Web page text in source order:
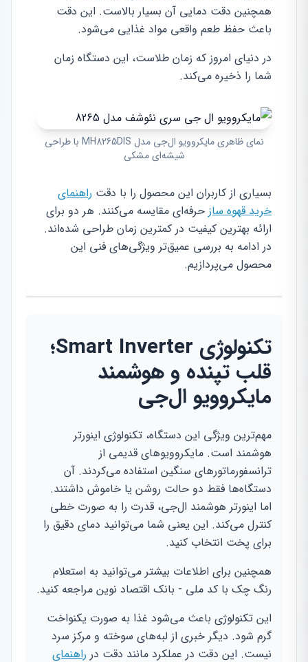
همچنین دقت دمایی آن بسیار بالاست. این دقت
باعث حفظ طعم واقعی مواد غذایی می‌شود.
در دنیای امروز که زمان طلاست، این دستگاه زمان
شما را ذخیره می‌کند.
نمای ظاهری مایکروویو ال‌جی مدل MH8265DIS با طراحی
شیشه‌ای مشکی
بسیاری از کاربران این محصول را با دقت راهنمای
خرید قهوه ساز حرفه‌ای مقایسه می‌کنند. هر دو برای
ارائه بهترین کیفیت در کمترین زمان طراحی شده‌اند.
در ادامه به بررسی عمیق‌تر ویژگی‌های فنی این
محصول می‌پردازیم.
تکنولوژی Smart Inverter؛
قلب تپنده و هوشمند
مایکروویو ال‌جی
مهم‌ترین ویژگی این دستگاه، تکنولوژی اینورتر
هوشمند است. مایکروویوهای قدیمی از
ترانسفورماتورهای سنگین استفاده می‌کردند. آن
دستگاه‌ها فقط دو حالت روشن یا خاموش داشتند.
اما اینورتر هوشمند ال‌جی، قدرت را به صورت خطی
کنترل می‌کند. این یعنی شما می‌توانید دمای دقیق را
برای پخت انتخاب کنید.
همچنین برای اطلاعات بیشتر می‌توانید به استعلام
رنگ چک با کد ملی - بانک اقتصاد نوین مراجعه کنید.
این تکنولوژی باعث می‌شود غذا به صورت یکنواخت
گرم شود. دیگر خبری از لبه‌های سوخته و مرکز سرد
نیست. این دقت در عملکرد مانند دقت در راهنمای